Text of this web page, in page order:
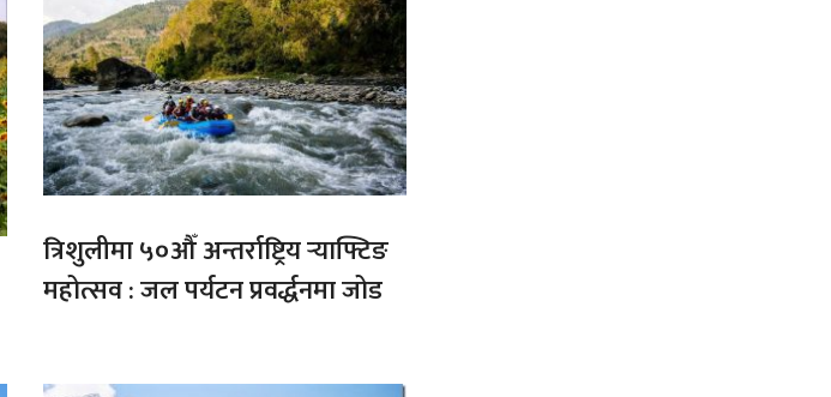
त्रिशुलीमा ५०औँ अन्तर्राष्ट्रिय र्‍याफ्टिङ
महोत्सव : जल पर्यटन प्रवर्द्धनमा जोड